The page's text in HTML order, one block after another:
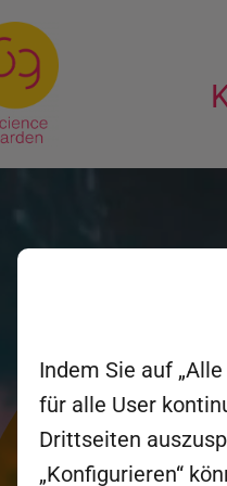
Indem Sie auf
für alle User
Drittseiten
„Konfigurieren“